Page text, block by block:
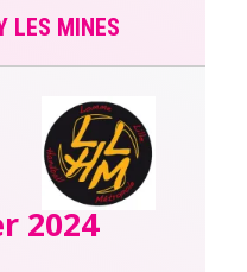
LES MINES
2024